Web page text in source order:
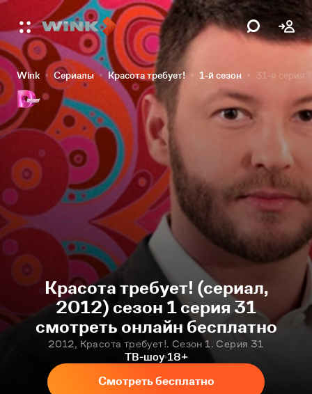
Wink Сериалы Красота требует! 1-й сезон 31-я серия
Красота требует! (сериал,
2012) сезон 1 серия 31
смотреть онлайн бесплатно
2012, Красота требует!. Сезон 1. Серия 31
ТВ-шоу 18+
Смотреть бесплатно